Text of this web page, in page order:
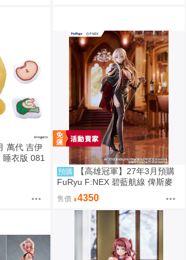
萬代 吉伊
衣版 081
預購
【高雄冠軍】27年3月預購
FuRyu F:NEX 碧藍航線 俾斯麥
正裝Ver 1/7 免訂金0909
售價 4350